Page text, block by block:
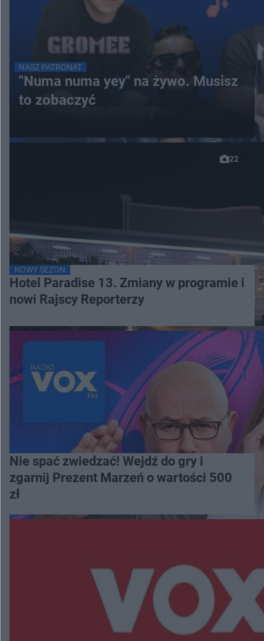
NASZ PATRONAT
"Numa numa yey" na żywo. Musisz
to zobaczyć
22
NOWY SEZON
Hotel Paradise 13. Zmiany w programie i
nowi Rajscy Reporterzy
Nie spać zwiedzać! Wejdź do gry i
zgarnij Prezent Marzeń o wartości 500
zł